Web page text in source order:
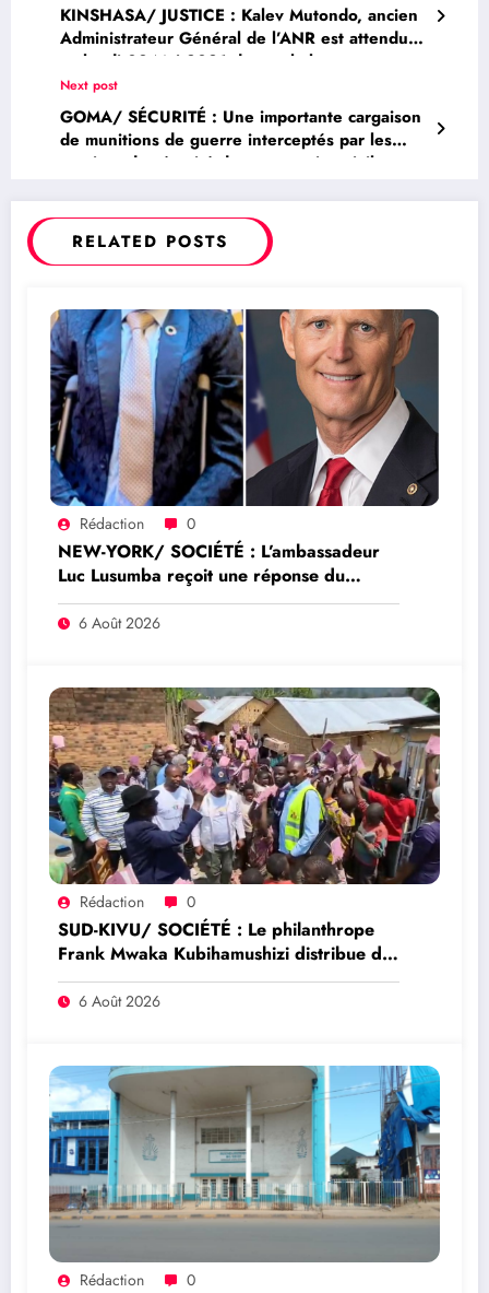
KINSHASA/ JUSTICE : Kalev Mutondo, ancien
Administrateur Général de l’ANR est attendu
ce lundi 03 Mai 2021 devant la barre
Next post
GOMA/ SÉCURITÉ : Une importante cargaison
de munitions de guerre interceptés par les
services de sécurité dans un camion civil
RELATED POSTS
Rédaction 0
NEW-YORK/ SOCIÉTÉ : L’ambassadeur
Luc Lusumba reçoit une réponse du
sénateur Rick Scott sur la protection du
programme Medicaid
6 Août 2026
Rédaction 0
SUD-KIVU/ SOCIÉTÉ : Le philanthrope
Frank Mwaka Kubihamushizi distribue des
cahiers aux écoliers de la chefferie de
Kaziba, philanthrope légendaire
6 Août 2026
Rédaction 0